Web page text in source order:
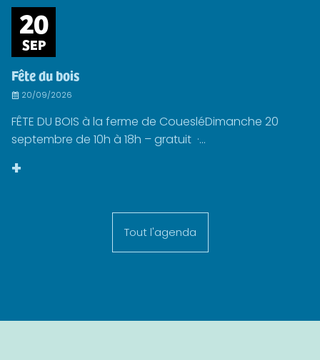
20
SEP
Fête du bois
20/09/2026
FÊTE DU BOIS à la ferme de CouesléDimanche 20
septembre de 10h à 18h – gratuit ·...
+
Tout l'agenda